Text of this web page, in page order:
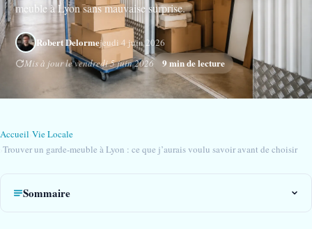
meuble à Lyon sans mauvaise surprise.
Robert Delormejeudi 4 juin 2026
Mis à jour le vendredi 5 juin 2026
9 min de lecture
Accueil Vie Locale
Trouver un garde-meuble à Lyon : ce que j’aurais voulu savoir avant de choisir
Sommaire